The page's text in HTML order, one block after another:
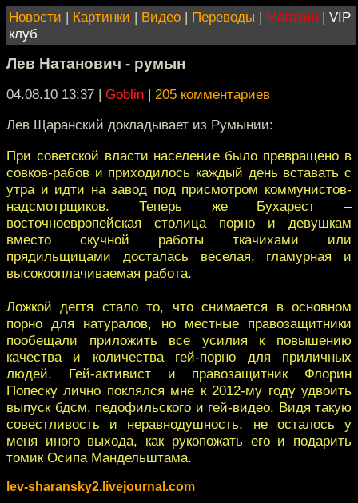
Новости | Картинки | Видео | Переводы | Магазин | VIP
клуб
Лев Натанович - румын
04.08.10 13:37 | Goblin | 205 комментариев
Лев Щаранский докладывает из Румынии:
При советской власти население было превращено в
совков-рабов и приходилось каждый день вставать с
утра и идти на завод под присмотром коммунистов-
надсмотрщиков. Теперь же Бухарест –
восточноевропейская столица порно и девушкам
вместо скучной работы ткачихами или
прядильщицами досталась веселая, гламурная и
высокооплачиваемая работа.
Ложкой дегтя стало то, что снимается в основном
порно для натуралов, но местные правозащитники
пообещали приложить все усилия к повышению
качества и количества гей-порно для приличных
людей. Гей-активист и правозащитник Флорин
Попеску лично поклялся мне к 2012-му году удвоить
выпуск бдсм, педофильского и гей-видео. Видя такую
совестливость и неравнодушность, не осталось у
меня иного выхода, как рукопожать его и подарить
томик Осипа Мандельштама.
lev-sharansky2.livejournal.com